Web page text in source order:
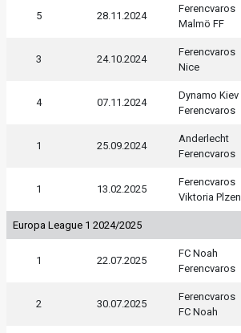
5 28.11.2024
Ferencvaros
Malmö FF
3 24.10.2024
Ferencvaros
Nice
4 07.11.2024
Dynamo Kiev
Ferencvaros
1 25.09.2024
Anderlecht
Ferencvaros
1 13.02.2025
Ferencvaros
Viktoria Plzen
Europa League 1 2024/2025
1 22.07.2025
FC Noah
Ferencvaros
2 30.07.2025
Ferencvaros
FC Noah